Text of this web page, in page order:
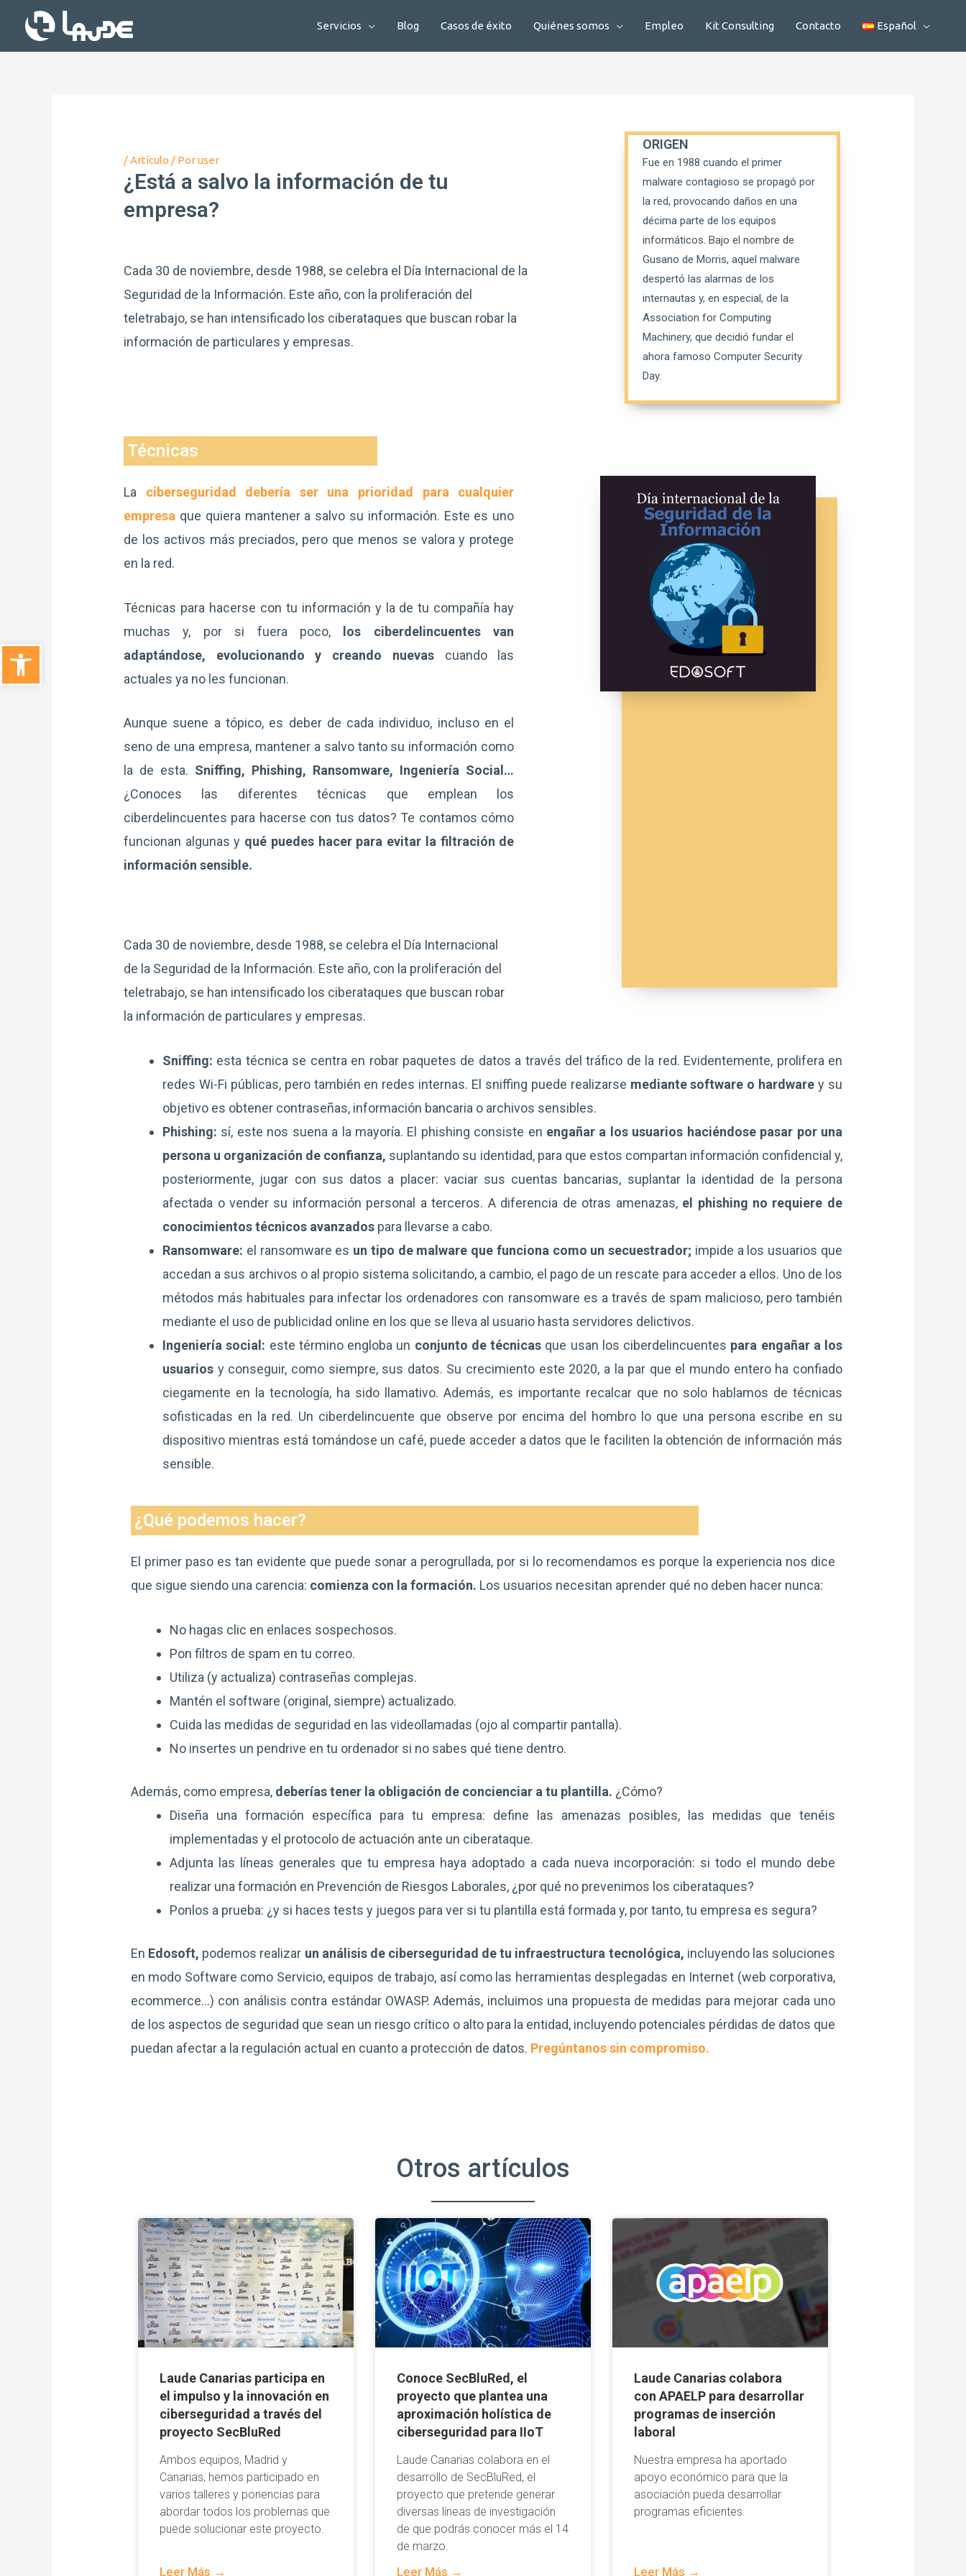
Abrir barra de herramientas
Servicios Blog Casos de éxito Quiénes somos Empleo Kit Consulting Contacto Español
/Artículo / Poruser
¿Está a salvo la información de tu
empresa?
Cada 30 de noviembre, desde 1988, se celebra el Día Internacional de la
Seguridad de la Información. Este año, con la proliferación del
teletrabajo, se han intensificado los ciberataques que buscan robar la
información de particulares y empresas.
ORIGEN
Fue en 1988 cuando el primer
malware contagioso se propagó por
la red, provocando daños en una
décima parte de los equipos
informáticos. Bajo el nombre de
Gusano de Morris, aquel malware
despertó las alarmas de los
internautas y, en especial, de la
Association for Computing
Machinery, que decidió fundar el
ahora famoso Computer Security
Day.
Técnicas
La ciberseguridad debería ser una prioridad para cualquier
empresa que quiera mantener a salvo su información. Este es uno
de los activos más preciados, pero que menos se valora y protege
en la red.
Técnicas para hacerse con tu información y la de tu compañía hay
muchas y, por si fuera poco, los ciberdelincuentes van
adaptándose, evolucionando y creando nuevascuando las
actuales ya no les funcionan.
Aunque suene a tópico, es deber de cada individuo, incluso en el
seno de una empresa, mantener a salvo tanto su información como
la de esta. Sniffing, Phishing, Ransomware, Ingeniería Social…
¿Conoces las diferentes técnicas que emplean los
ciberdelincuentes para hacerse con tus datos? Te contamos cómo
funcionan algunas y qué puedes hacer para evitar la filtración de
información sensible.
Cada 30 de noviembre, desde 1988, se celebra el Día Internacional
de la Seguridad de la Información. Este año, con la proliferación del
teletrabajo, se han intensificado los ciberataques que buscan robar
la información de particulares y empresas.
Sniffing: esta técnica se centra en robar paquetes de datos a través del tráfico de la red. Evidentemente, prolifera en
redes Wi-Fi públicas, pero también en redes internas. El sniffing puede realizarse mediante software o hardware y su
objetivo es obtener contraseñas, información bancaria o archivos sensibles.
Phishing: sí, este nos suena a la mayoría. El phishing consiste en engañar a los usuarios haciéndose pasar por una
persona u organización de confianza, suplantando su identidad, para que estos compartan información confidencial y,
posteriormente, jugar con sus datos a placer: vaciar sus cuentas bancarias, suplantar la identidad de la persona
afectada o vender su información personal a terceros. A diferencia de otras amenazas, el phishing no requiere de
conocimientos técnicos avanzados para llevarse a cabo.
Ransomware: el ransomware es un tipo de malware que funciona como un secuestrador; impide a los usuarios que
accedan a sus archivos o al propio sistema solicitando, a cambio, el pago de un rescate para acceder a ellos. Uno de los
métodos más habituales para infectar los ordenadores con ransomware es a través de spam malicioso, pero también
mediante el uso de publicidad online en los que se lleva al usuario hasta servidores delictivos.
Ingeniería social: este término engloba un conjunto de técnicas que usan los ciberdelincuentes para engañar a los
usuarios y conseguir, como siempre, sus datos. Su crecimiento este 2020, a la par que el mundo entero ha confiado
ciegamente en la tecnología, ha sido llamativo. Además, es importante recalcar que no solo hablamos de técnicas
sofisticadas en la red. Un ciberdelincuente que observe por encima del hombro lo que una persona escribe en su
dispositivo mientras está tomándose un café, puede acceder a datos que le faciliten la obtención de información más
sensible.
¿Qué podemos hacer?
El primer paso es tan evidente que puede sonar a perogrullada, por si lo recomendamos es porque la experiencia nos dice
que sigue siendo una carencia: comienza con la formación. Los usuarios necesitan aprender qué no deben hacer nunca:
No hagas clic en enlaces sospechosos.
Pon filtros de spam en tu correo.
Utiliza (y actualiza) contraseñas complejas.
Mantén el software (original, siempre) actualizado.
Cuida las medidas de seguridad en las videollamadas (ojo al compartir pantalla).
No insertes un pendrive en tu ordenador si no sabes qué tiene dentro.
Además, como empresa, deberías tener la obligación de concienciar a tu plantilla. ¿Cómo?
Diseña una formación específica para tu empresa: define las amenazas posibles, las medidas que tenéis
implementadas y el protocolo de actuación ante un ciberataque.
Adjunta las líneas generales que tu empresa haya adoptado a cada nueva incorporación: si todo el mundo debe
realizar una formación en Prevención de Riesgos Laborales, ¿por qué no prevenimos los ciberataques?
Ponlos a prueba: ¿y si haces tests y juegos para ver si tu plantilla está formada y, por tanto, tu empresa es segura?
En Edosoft, podemos realizar un análisis de ciberseguridad de tu infraestructura tecnológica, incluyendo las soluciones
en modo Software como Servicio, equipos de trabajo, así como las herramientas desplegadas en Internet (web corporativa,
ecommerce…) con análisis contra estándar OWASP. Además, incluimos una propuesta de medidas para mejorar cada uno
de los aspectos de seguridad que sean un riesgo crítico o alto para la entidad, incluyendo potenciales pérdidas de datos que
puedan afectar a la regulación actual en cuanto a protección de datos. Pregúntanos sin compromiso.
Otros artículos
Laude Canarias participa en
el impulso y la innovación en
ciberseguridad a través del
proyecto SecBluRed
Ambos equipos, Madrid y
Canarias, hemos participado en
varios talleres y ponencias para
abordar todos los problemas que
puede solucionar este proyecto.
Leer Más →
Conoce SecBluRed, el
proyecto que plantea una
aproximación holística de
ciberseguridad para IIoT
Laude Canarias colabora en el
desarrollo de SecBluRed, el
proyecto que pretende generar
diversas líneas de investigación
de que podrás conocer más el 14
de marzo.
Leer Más →
Laude Canarias colabora
con APAELP para desarrollar
programas de inserción
laboral​
Nuestra empresa ha aportado
apoyo económico para que la
asociación pueda desarrollar
programas eficientes.
Leer Más →